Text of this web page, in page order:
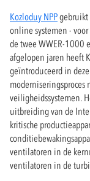
Kozloduy NPPgebruikt
online systemen -
de twee WWER-1000
afgelopen jaren heeft
geïntroduceerd in
veiligheidssystemen.
uitbreiding van de
kritische
ventilatoren in de
ventilatoren in de